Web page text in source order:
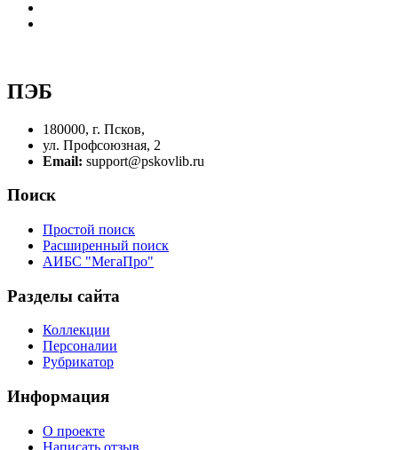
ПЭБ
180000, г. Псков,
ул. Профсоюзная, 2
Email: support@pskovlib.ru
Поиск
Простой поиск
Расширенный поиск
АИБС "МегаПро"
Разделы сайта
Коллекции
Персоналии
Рубрикатор
Информация
О проекте
Написать отзыв